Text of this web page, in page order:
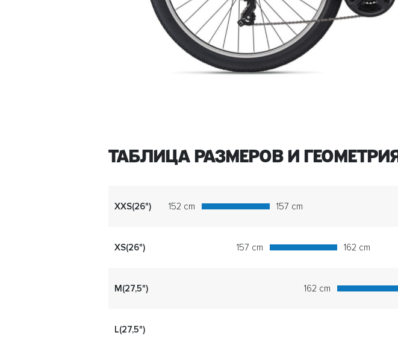
ТАБЛИЦА РАЗМЕРОВ И ГЕОМЕТРИЯ
XXS(26") 152 cm 157 cm
XS(26") 157 cm 162 cm
M(27,5") 162 cm
L(27,5")